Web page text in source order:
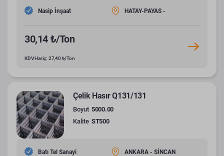
Nasip İnşaat HATAY-PAYAS -
30,14 ₺/Ton
KDV Hariç: 27,40 ₺/Ton
Çelik Hasır Q131/131
Boyut 5000.00
Kalite ST500
Batı Tel Sanayi ANKARA - SİNCAN